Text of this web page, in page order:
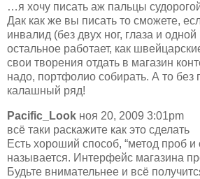
…я хочу писать аж пальцы
Дак как же вы писать то сможете,
инвалид (без двух ног, глаза и
остальное работает, как
свои творения отдать в магазин
надо, портфолио собирать. А то без
калашный ряд!
Pacific_Look ноя 20, 2009 3:01pm
всё таки раскажите как это сделать
Есть хороший способ, “метод проб и
называется. Интерфейс магазина
Будьте внимательнее и всё